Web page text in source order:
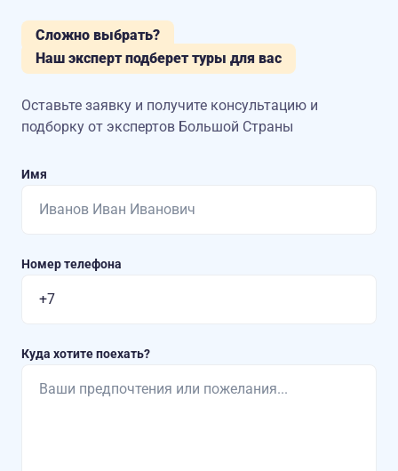
Сложно выбрать?
Наш эксперт подберет туры для вас
Оставьте заявку и получите консультацию и
подборку от экспертов Большой Страны
Имя
Номер телефона
Куда хотите поехать?